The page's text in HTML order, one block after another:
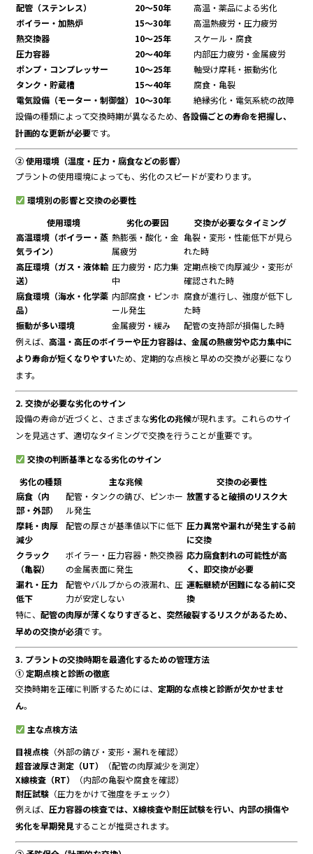
配管（ステンレス）
20～50年
高温・薬品による劣化
ボイラー・加熱炉
15～30年
高温熱疲労・圧力疲労
熱交換器
10～25年
スケール・腐食
圧力容器
20～40年
内部圧力疲労・金属疲労
ポンプ・コンプレッサー
10～25年
軸受け摩耗・振動劣化
タンク・貯蔵槽
15～40年
腐食・亀裂
電気設備（モーター・制御盤）
10～30年
絶縁劣化・電気系統の故障
設備の種類によって交換時期が異なるため、各設備ごとの寿命を把握し、
計画的な更新が必要です。
② 使用環境（温度・圧力・腐食などの影響）
プラントの使用環境によっても、劣化のスピードが変わります。
環境別の影響と交換の必要性
使用環境
劣化の要因
交換が必要なタイミング
高温環境（ボイラー・蒸
気ライン）
熱膨張・酸化・金
属疲労
亀裂・変形・性能低下が見ら
れた時
高圧環境（ガス・液体輸
送）
圧力疲労・応力集
中
定期点検で肉厚減少・変形が
確認された時
腐食環境（海水・化学薬
品）
内部腐食・ピンホ
ール発生
腐食が進行し、強度が低下し
た時
振動が多い環境
金属疲労・緩み
配管の支持部が損傷した時
例えば、高温・高圧のボイラーや圧力容器は、金属の熱疲労や応力集中に
より寿命が短くなりやすいため、定期的な点検と早めの交換が必要になり
ます。
2. 交換が必要な劣化のサイン
設備の寿命が近づくと、さまざまな劣化の兆候が現れます。これらのサイ
ンを見逃さず、適切なタイミングで交換を行うことが重要です。
交換の判断基準となる劣化のサイン
劣化の種類
主な兆候
交換の必要性
腐食（内
部・外部）
配管・タンクの錆び、ピンホー
ル発生
放置すると破損のリスク大
摩耗・肉厚
減少
配管の厚さが基準値以下に低下 圧力異常や漏れが発生する前
に交換
クラック
（亀裂）
ボイラー・圧力容器・熱交換器
の金属表面に発生
応力腐食割れの可能性が高
く、即交換が必要
漏れ・圧力
低下
配管やバルブからの液漏れ、圧
力が安定しない
運転継続が困難になる前に交
換
特に、配管の肉厚が薄くなりすぎると、突然破裂するリスクがあるため、
早めの交換が必須です。
3. プラントの交換時期を最適化するための管理方法
① 定期点検と診断の徹底
交換時期を正確に判断するためには、定期的な点検と診断が欠かせませ
ん。
主な点検方法
目視点検 （外部の錆び・変形・漏れを確認）
超音波厚さ測定（UT）
（配管の肉厚減少を測定）
X線検査（RT）
（内部の亀裂や腐食を確認）
耐圧試験 （圧力をかけて強度をチェック）
例えば、圧力容器の検査では、X線検査や耐圧試験を行い、内部の損傷や
劣化を早期発見することが推奨されます。